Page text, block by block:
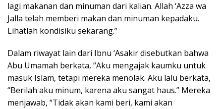
lagi makanan dan minuman dari kalian. Allah ‘Azza wa
Jalla telah memberi makan dan minuman kepadaku.
Lihatlah kondisiku sekarang.”
Dalam riwayat lain dari Ibnu ‘Asakir disebutkan bahwa
Abu Umamah berkata, “Aku mengajak kaumku untuk
masuk Islam, tetapi mereka menolak. Aku lalu berkata,
“Berilah aku minum, karena aku sangat haus.” Mereka
menjawab, “Tidak akan kami beri, kami akan